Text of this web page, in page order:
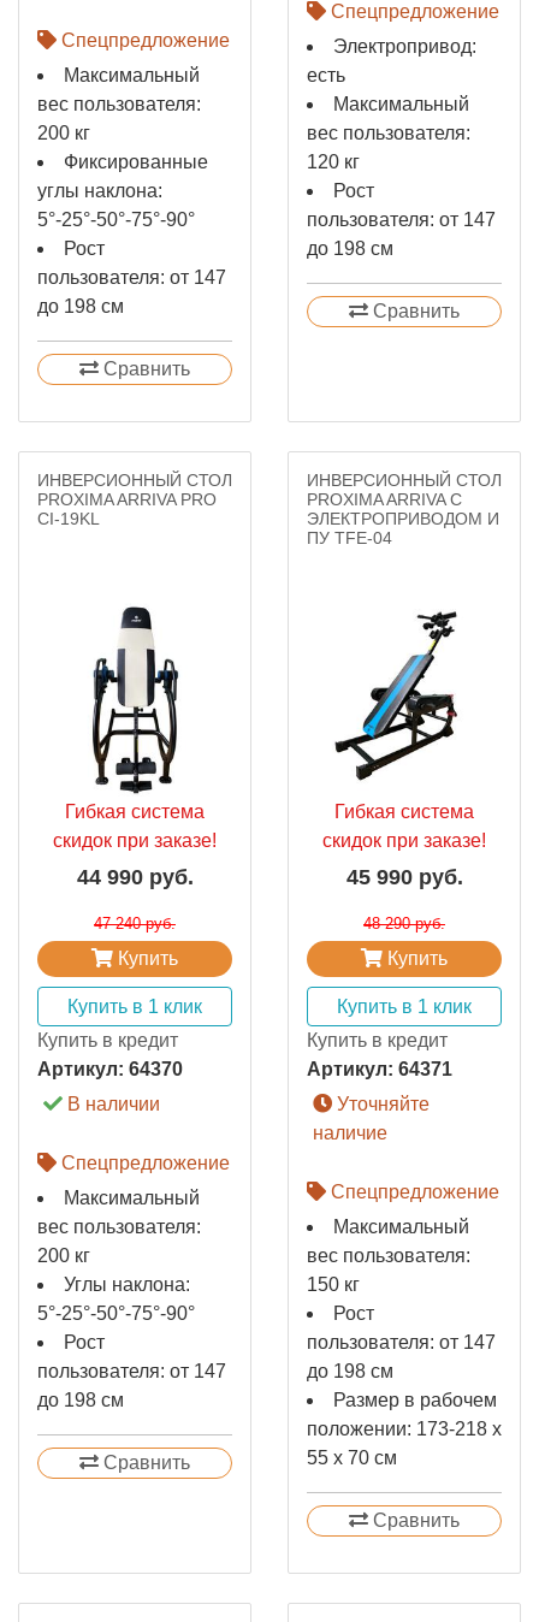
Спецпредложение
Максимальный
вес пользователя:
200 кг
Фиксированные
углы наклона:
5°-25°-50°-75°-90°
Рост
пользователя: от 147
до 198 см
Сравнить
Спецпредложение
Электропривод:
есть
Максимальный
вес пользователя:
120 кг
Рост
пользователя: от 147
до 198 см
Сравнить
ИНВЕРСИОННЫЙ СТОЛ
PROXIMA ARRIVA PRO
CI-19KL
Гибкая система
скидок при заказе!
44 990 руб.
47 240 руб.
Купить
Купить в 1 клик
Купить в кредит
Артикул: 64370
В наличии
Спецпредложение
Максимальный
вес пользователя:
200 кг
Углы наклона:
5°-25°-50°-75°-90°
Рост
пользователя: от 147
до 198 см
Сравнить
ИНВЕРСИОННЫЙ СТОЛ
PROXIMA ARRIVA C
ЭЛЕКТРОПРИВОДОМ И
ПУ TFE-04
Гибкая система
скидок при заказе!
45 990 руб.
48 290 руб.
Купить
Купить в 1 клик
Купить в кредит
Артикул: 64371
Уточняйте
наличие
Спецпредложение
Максимальный
вес пользователя:
150 кг
Рост
пользователя: от 147
до 198 см
Размер в рабочем
положении: 173-218 х
55 х 70 см
Сравнить